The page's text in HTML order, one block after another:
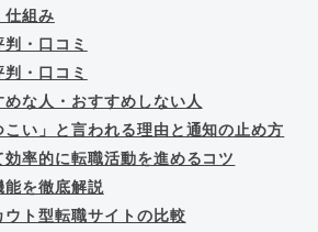
仕組み
判・口コミ
判・口コミ
めな人・おすすめしない人
こい」と言われる理由と通知の止め方
効率的に転職活動を進めるコツ
能を徹底解説
ウト型転職サイトの比較